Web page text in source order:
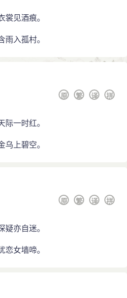
坐不动，称“侍宴无辄立”，因
于己不利，便借故在昭宗面
尹郑元规劝阻，被贬为濮州(今
区)司马。不久，又被贬为荣
再贬为邓州(今河南邓县)司马。
信之人。
忠弑昭宗，立李柷为昭宣帝
装豁达大度，矫诏召韩偓回京
即入虎口，便不奉诏，携眷
)八月，韩偓自赣入闽。
沙县寓居一个时期。天祐四
，想再回江西。从沙县走到
去挽留。但韩偓因感“宦途险
，坚拒王审知的任命。在从邵
到刺史王审邽父子的优礼接
叹“尽道途穷未必穷”，兴之所
见酒痕。
入孤村。
拼
译
繁
原
一时红。
上碧空。
拼
译
繁
原
亦自迷。
女墙啼。